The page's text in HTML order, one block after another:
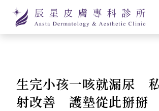
生完小孩一咳就漏尿
射改善 護墊從此掰掰